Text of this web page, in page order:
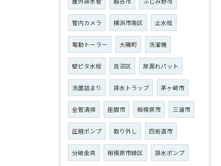
管内カメラ 横浜市南区 止水栓
電動トーラー 大磯町 洗濯機
壁ピタ水栓 見沼区 尿漏れパット
洗面詰まり 排水トラップ 茅ヶ崎市
全管清掃 座間市 相模原市 三浦市
圧縮ポンプ 取り外し 四街道市
分岐金具 相模原市緑区 排水ポンプ